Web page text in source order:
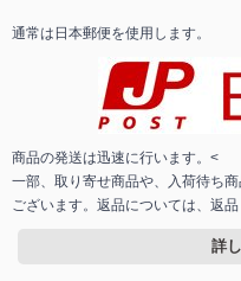
通常は日本郵便を使用します。
商品の発送は迅速に行います。<
一部、取り寄せ商品や、入荷待ち
ございます。返品については、返
詳